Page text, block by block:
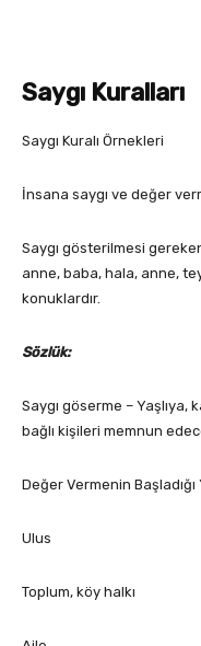
Saygı Kuralları
Saygı Kuralı Örnekleri
İnsana saygı ve değer
Saygı gösterilmesi
anne, baba, hala, anne,
konuklardır.
Sözlük:
Saygı göserme – Yaşlıya,
bağlı kişileri memnun
Değer Vermenin Başladığı
Ulus
Toplum, köy halkı